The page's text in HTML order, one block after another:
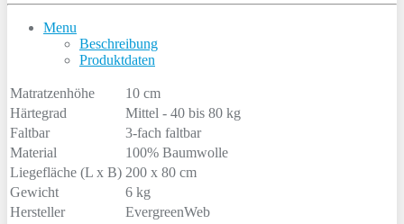
Menu
Beschreibung
Produktdaten
Matratzenhöhe
10 cm
Härtegrad
Mittel - 40 bis 80 kg
Faltbar
3-fach faltbar
Material
100% Baumwolle
Liegefläche (L x B) 200 x 80 cm
Gewicht
6 kg
Hersteller
EvergreenWeb